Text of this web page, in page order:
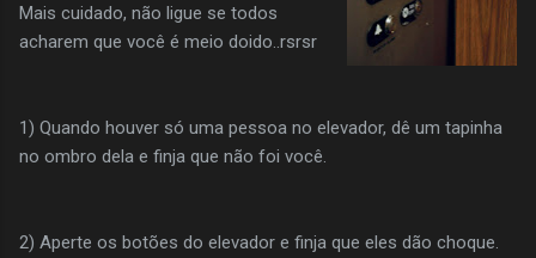
Mais cuidado, não ligue se todos
acharem que você é meio doido..rsrsr
1) Quando houver só uma pessoa no elevador, dê um tapinha
no ombro dela e finja que não foi você.
2) Aperte os botões do elevador e finja que eles dão choque.